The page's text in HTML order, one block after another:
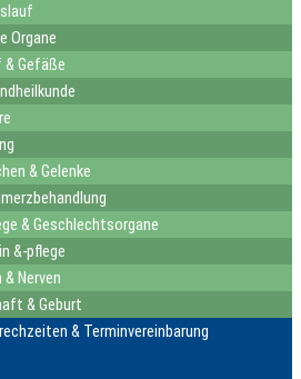
Organe
& Gefäße
& Gelenke
& Geschlechtsorgane
&-pflege
Nerven
& Geburt
& Terminvereinbarung